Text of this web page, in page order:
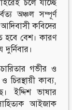
চলে যাচ্ছে
অঞ্চল সম্পূর্ণ
কবিদের
হবে বেশ। কারণ
গভীর ও
চিরস্থায়ী কাব্য,
ইদ্দিশ ভাষার
আইজাক